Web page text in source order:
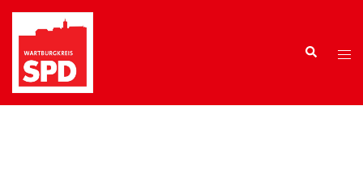
Zum
springen
Search